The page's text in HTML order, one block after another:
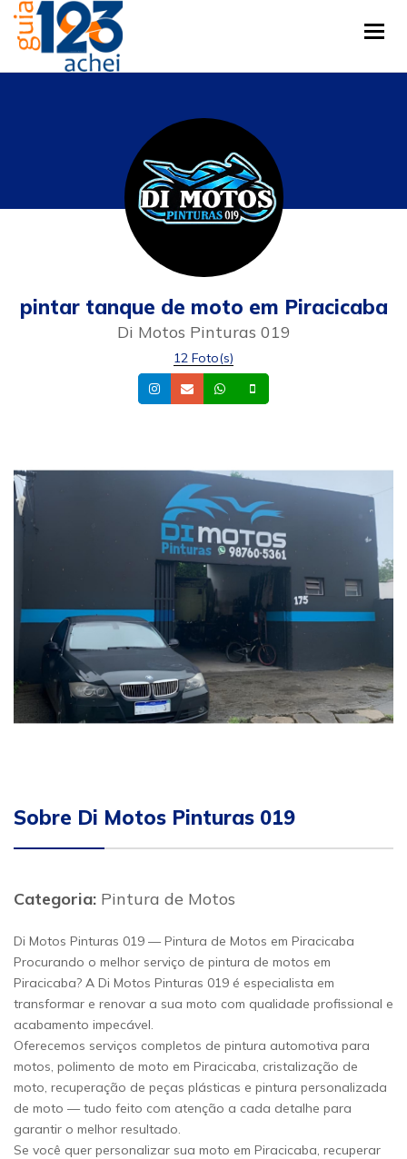
pintar tanque de moto em Piracicaba
Di Motos Pinturas 019
12 Foto(s)
Instagram
Email Whatsapp
Sobre Di Motos Pinturas 019
Categoria: Pintura de Motos
Di Motos Pinturas 019 — Pintura de Motos em Piracicaba
Procurando o melhor serviço de pintura de motos em
Piracicaba? A Di Motos Pinturas 019 é especialista em
transformar e renovar a sua moto com qualidade profissional e
acabamento impecável.
Oferecemos serviços completos de pintura automotiva para
motos, polimento de moto em Piracicaba, cristalização de
moto, recuperação de peças plásticas e pintura personalizada
de moto — tudo feito com atenção a cada detalhe para
garantir o melhor resultado.
Se você quer personalizar sua moto em Piracicaba, recuperar